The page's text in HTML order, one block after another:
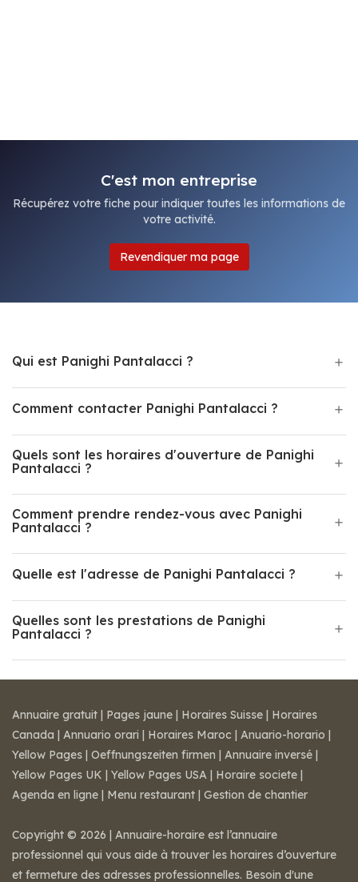
C'est mon entreprise
Récupérez votre fiche pour indiquer toutes les informations de
votre activité.
Revendiquer ma page
Qui est Panighi Pantalacci ?
Comment contacter Panighi Pantalacci ?
Quels sont les horaires d'ouverture de Panighi
Pantalacci ?
Comment prendre rendez-vous avec Panighi
Pantalacci ?
Quelle est l'adresse de Panighi Pantalacci ?
Quelles sont les prestations de Panighi
Pantalacci ?
Annuaire gratuit | Pages jaune | Horaires Suisse | Horaires
Canada | Annuario orari | Horaires Maroc | Anuario-horario |
Yellow Pages | Oeffnungszeiten firmen | Annuaire inversé |
Yellow Pages UK | Yellow Pages USA | Horaire societe |
Agenda en ligne | Menu restaurant | Gestion de chantier
Copyright © 2026 | Annuaire-horaire est l’annuaire
professionnel qui vous aide à trouver les horaires d’ouverture
et fermeture des adresses professionnelles. Besoin d'une